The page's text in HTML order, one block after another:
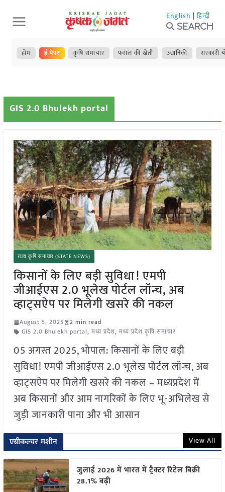
Skip
to
content
English | हिन्दी
Search
होम ई-पेपर कृषि समाचार फसल की खेती उद्यानिकी सरकारी
GIS 2.0 Bhulekh portal
राज्य कृषि समाचार (STATE NEWS)
किसानों के लिए बड़ी सुविधा! एमपी
जीआईएस 2.0 भूलेख पोर्टल लॉन्च, अब
व्हाट्सऐप पर मिलेगी खसरे की नकल
August 5, 2025
2 min read
GIS 2.0 Bhulekh portal, मध्य प्रदेश, मध्य प्रदेश कृषि समाचार
05 अगस्त 2025, भोपाल: किसानों के लिए बड़ी
सुविधा! एमपी जीआईएस 2.0 भूलेख पोर्टल लॉन्च, अब
व्हाट्सऐप पर मिलेगी खसरे की नकल – मध्यप्रदेश में
अब किसानों और आम नागरिकों के लिए भू-अभिलेख से
जुड़ी जानकारी पाना और भी आसान
एग्रीकल्चर मशीन View All
जुलाई 2026 में भारत में ट्रैक्टर रिटेल बिक्री
28.1% बढ़ी